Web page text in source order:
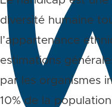
diversité humaine
l’appartenance
estimations
par les organismes
10% de la